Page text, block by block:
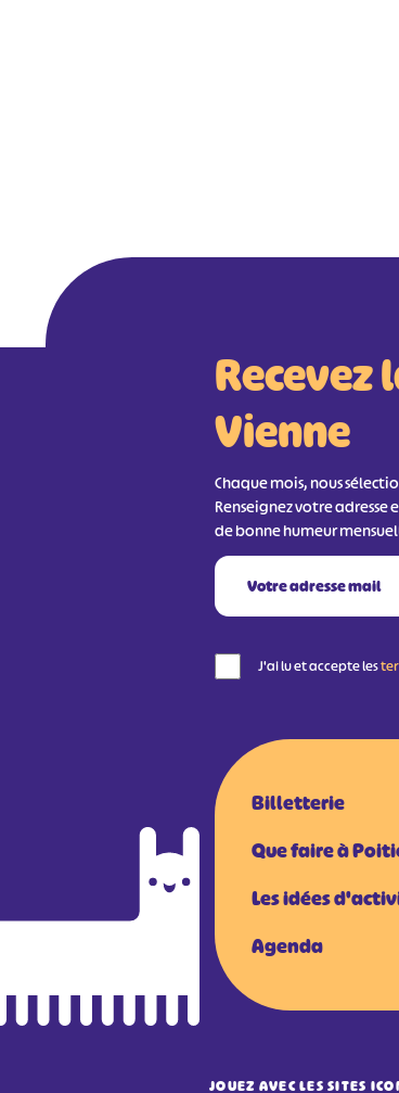
Recevez
Vienne
Chaque mois, nous
Renseignez votre
de bonne humeur
J'ai lu et accepte les
Billetterie
Que faire à
Les idées
Agenda
JOUEZ AVEC LES SITES